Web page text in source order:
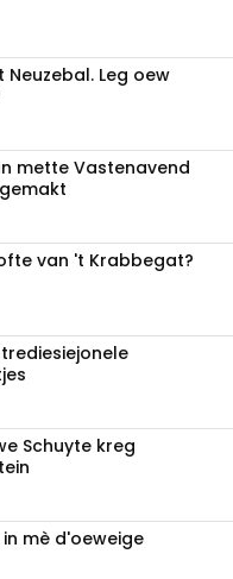
Neuzebal. Leg oew
mette Vastenavend
van 't Krabbegat?
Schuyte kreg
mè d'oeweige